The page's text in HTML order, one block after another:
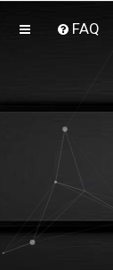
FAQ